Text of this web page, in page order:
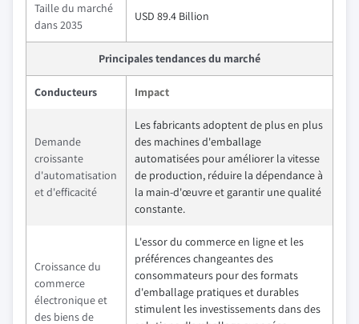
Taille du marché
dans 2035
USD 89.4 Billion
Principales tendances du marché
Conducteurs Impact
Demande
croissante
d'automatisation
et d'efficacité
Les fabricants adoptent de plus en plus
des machines d'emballage
automatisées pour améliorer la vitesse
de production, réduire la dépendance à
la main-d'œuvre et garantir une qualité
constante.
Croissance du
commerce
électronique et
des biens de
L'essor du commerce en ligne et les
préférences changeantes des
consommateurs pour des formats
d'emballage pratiques et durables
stimulent les investissements dans des